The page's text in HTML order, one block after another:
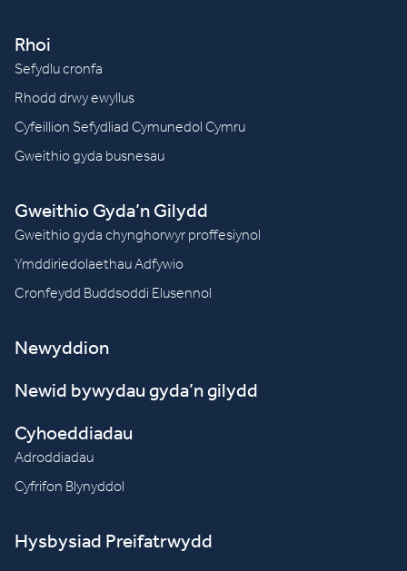
Rhoi
Sefydlu cronfa
Rhodd drwy ewyllus
Cyfeillion Sefydliad Cymunedol Cymru
Gweithio gyda busnesau
Gweithio Gyda’n Gilydd
Gweithio gyda chynghorwyr proffesiynol
Ymddiriedolaethau Adfywio
Cronfeydd Buddsoddi Elusennol
Newyddion
Newid bywydau gyda’n gilydd
Cyhoeddiadau
Adroddiadau
Cyfrifon Blynyddol
Hysbysiad Preifatrwydd